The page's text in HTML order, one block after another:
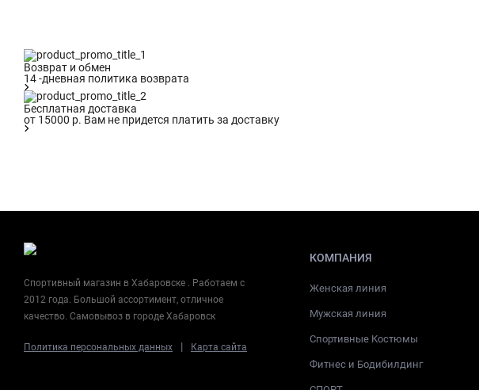
Возврат и обмен
14 -дневная политика возврата
Бесплатная доставка
от 15000 р. Вам не придется платить за доставку
Спортивный магазин в Хабаровске . Работаем с
2012 года. Большой ассортимент, отличное
качество. Самовывоз в городе Хабаровск
Политика персональных данных | Карта сайта
КОМПАНИЯ
Женская линия
Мужская линия
Спортивные Костюмы
Фитнес и Бодибилдинг